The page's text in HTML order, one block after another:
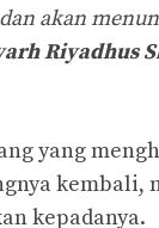
akan
Riyadhus
yang
kembali,
kepadanya.